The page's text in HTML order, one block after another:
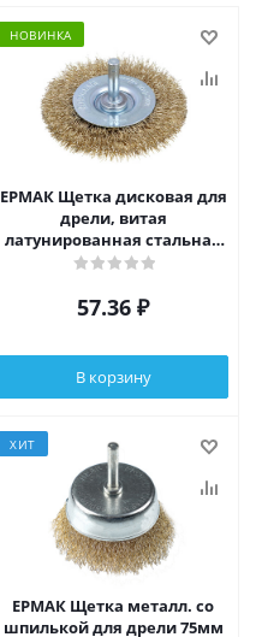
НОВИНКА
ЕРМАК Щетка дисковая для
дрели, витая
латунированная стальная
проволока 0,3мм, 75мм
57.36 ₽
В корзину
ХИТ
ЕРМАК Щетка металл. со
шпилькой для дрели 75мм